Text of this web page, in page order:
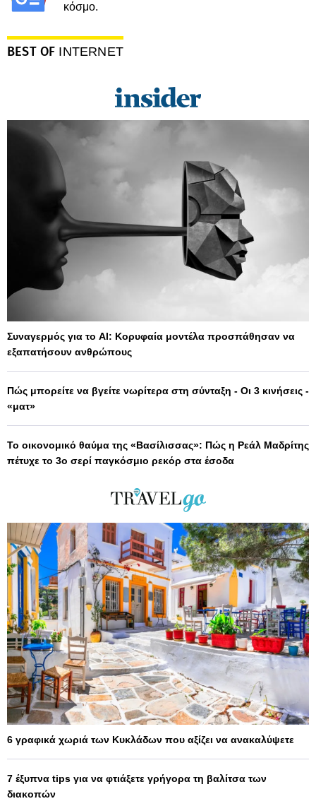
κόσμο.
BEST OF INTERNET
Συναγερμός για το AI: Κορυφαία μοντέλα προσπάθησαν να
εξαπατήσουν ανθρώπους
Πώς μπορείτε να βγείτε νωρίτερα στη σύνταξη - Οι 3 κινήσεις -
«ματ»
Το οικονομικό θαύμα της «Βασίλισσας»: Πώς η Ρεάλ Μαδρίτης
πέτυχε το 3ο σερί παγκόσμιο ρεκόρ στα έσοδα
6 γραφικά χωριά των Κυκλάδων που αξίζει να ανακαλύψετε
7 έξυπνα tips για να φτιάξετε γρήγορα τη βαλίτσα των
διακοπών